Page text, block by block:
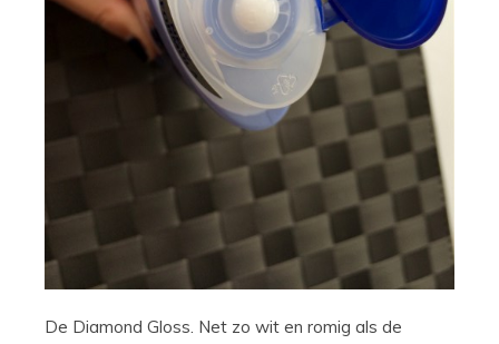
De Diamond Gloss. Net zo wit en romig als de